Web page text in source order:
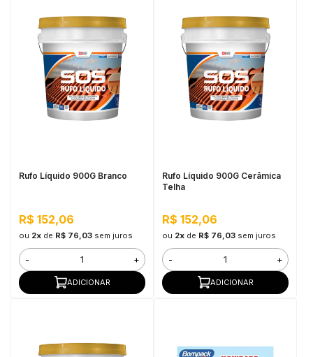
Rufo Líquido 900G Branco
R$ 152,06
ou 2xde R$ 76,03 sem juros
- +
ADICIONAR
Rufo Líquido 900G Cerâmica
Telha
R$ 152,06
ou 2xde R$ 76,03 sem juros
- +
ADICIONAR